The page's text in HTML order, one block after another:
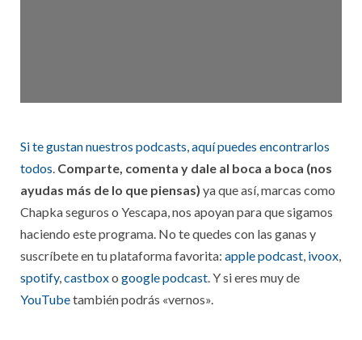
Si te gustan nuestros podcasts, aquí puedes encontrarlos
todos Comparte, comenta y dale al boca a boca (nos
ayudas más de lo que piensas) ya que así, marcas como
Chapka seguros o Yescapa, nos apoyan para que sigamos
haciendo este programa. No te quedes con las ganas y
suscríbete en tu plataforma favorita: apple podcast ivoox
spotify, castboxo google podcast . Y si eres muy de
YouTubetambién podrás «vernos».